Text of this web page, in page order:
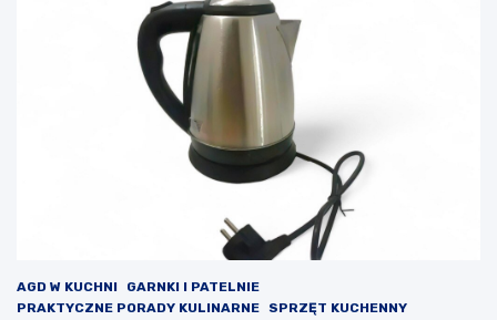
AGD W KUCHNI
GARNKI I PATELNIE
PRAKTYCZNE PORADY KULINARNE
SPRZĘT KUCHENNY